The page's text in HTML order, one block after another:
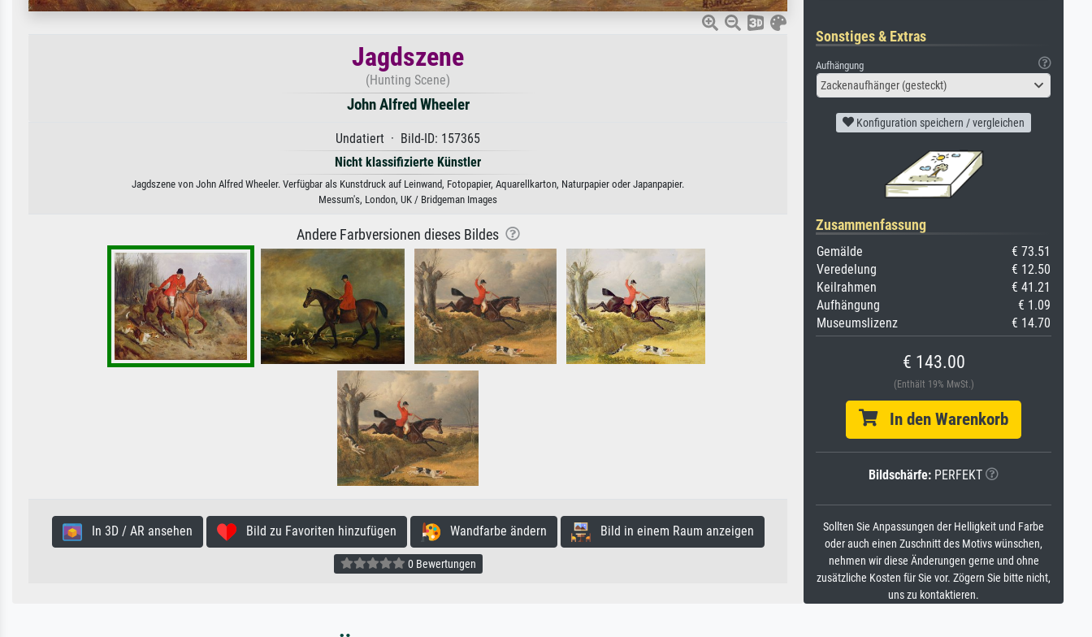
Jagdszene
(Hunting Scene)
John Alfred Wheeler
Undatiert · Bild-ID: 157365
Nicht klassifizierte Künstler
Jagdszene von John Alfred Wheeler. Verfügbar als Kunstdruck auf Leinwand, Fotopapier, Aquarellkarton, Naturpapier oder Japanpapier.
Messum's, London, UK / Bridgeman Images
Andere Farbversionen dieses Bildes
In 3D / AR ansehen Bild zu Favoriten hinzufügen Wandfarbe ändern Bild in einem Raum anzeigen
0 Bewertungen
Sonstiges & Extras
Aufhängung
Zackenaufhänger (gesteckt)
Konfiguration speichern / vergleichen
Zusammenfassung
Gemälde
€ 73.51
Veredelung
€ 12.50
Keilrahmen
€ 41.21
Aufhängung
€ 1.09
Museumslizenz
€ 14.70
€ 143.00
(Enthält 19% MwSt.)
In den Warenkorb
Bildschärfe: PERFEKT
Sollten Sie Anpassungen der Helligkeit und Farbe
oder auch einen Zuschnitt des Motivs wünschen,
nehmen wir diese Änderungen gerne und ohne
zusätzliche Kosten für Sie vor. Zögern Sie bitte nicht,
uns zu kontaktieren.